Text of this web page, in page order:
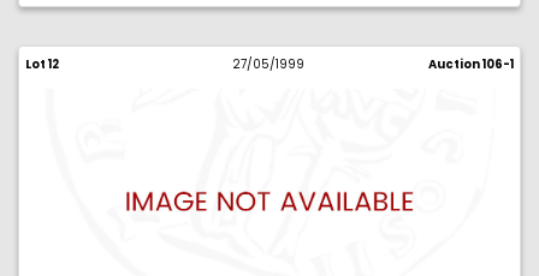
Lot 12 27/05/1999 Auction 106-1